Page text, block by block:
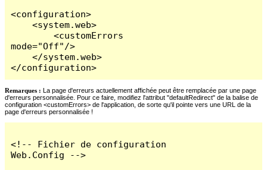
<configuration>
    <system.web>
        <customErrors
mode="Off"/>
    </system.web>
</configuration>
Remarques : La page d'erreurs actuellement affichée peut être remplacée par une page
d'erreurs personnalisée. Pour ce faire, modifiez l'attribut "defaultRedirect" de la balise de
configuration <customErrors> de l'application, de sorte qu'il pointe vers une URL de la
page d'erreurs personnalisée !
<!-- Fichier de configuration
Web.Config -->